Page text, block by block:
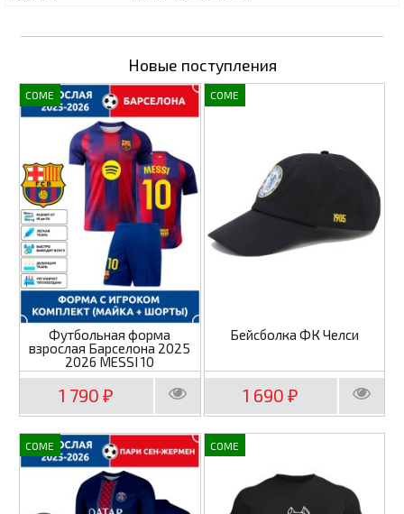
Новые поступления
COME
Футбольная форма
взрослая Барселона 2025
2026 MESSI 10
1 790₽
COME
Бейсболка ФК Челси
1 690₽
COME COME